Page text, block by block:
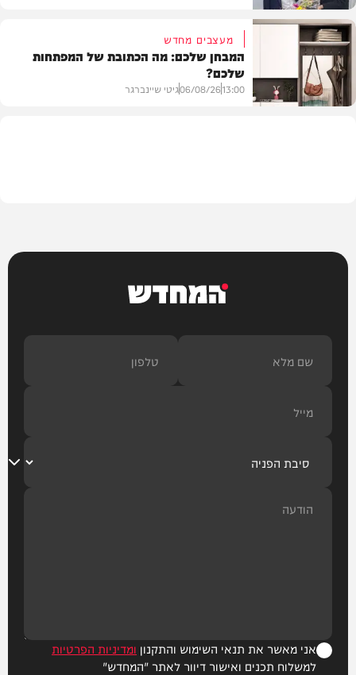
חרדים
מעצבים מחדש
המבחן שלכם: מה הכתובת של המפתחות
שלכם?
13:00
06/08/26גיטי שיינברגר
המחדש
אני מאשר את תנאי השימוש והתקנון ומדיניות הפרטיות
למשלוח תכנים ואישור דיוור לאתר "המחדש"